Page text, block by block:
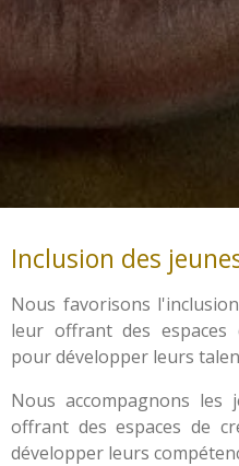
Inclusion des
Nous favorisons
leur offrant des espaces
pour développer leurs
Nous accompagnons
offrant des espaces de
développer leurs